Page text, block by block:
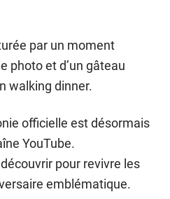
par un moment
photo et d’un gâteau
walking dinner.
officielle est désormais
YouTube.
pour revivre les
emblématique.